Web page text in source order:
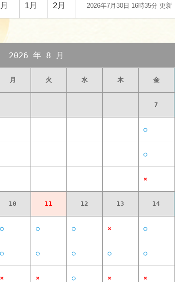
月 1月 2月 2026年7月30日 16時35分 更新
2026 年 8 月
月 火 水 木 金
7
○
○
×
10 11 12 13 14
○ ○ ○ × ○
○ ○ ○ ○ ○
× × ○ × ×